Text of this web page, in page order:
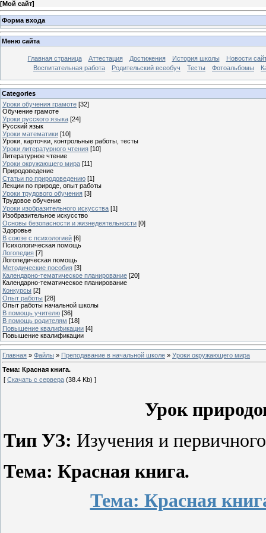
[Мой сайт]
Форма входа
Меню сайта
Главная страница Аттестация Достижения История школы
Новости
Воспитательная работа
Родительский всеобуч Тесты Фотоальбомы
Categories
Уроки обучения грамоте [32]
Обучение грамоте
Уроки русского языка [24]
Русский язык
Уроки математики [10]
Уроки, карточки, контрольные работы, тесты
Уроки литературного чтения [10]
Литературное чтение
Уроки окружающего мира [11]
Природоведение
Статьи по природоведению [1]
Лекции по природе, опыт работы
Уроки трудового обучения [3]
Трудовое обучение
Уроки изобразительного искусства [1]
Изобразительное искусство
Основы безопасности и жизнедеятельности [0]
Здоровье
В союзе с психологией [6]
Психологическая помощь
Логопедия [7]
Логопедическая помощь
Методические пособия [3]
Календарно-тематическое планирование [20]
Календарно-тематическое планирование
Конкурсы [2]
Опыт работы [28]
Опыт работы начальной школы
В помощь учителю [36]
В помощь родителям [18]
Повышение квалификации [4]
Повышение квалификации
Главная » Файлы » Преподавание в начальной школе » Уроки окружающего мира
Тема: Красная книга.
[ Скачать с сервера (38.4 Kb) ]
Урок
Тип УЗ: Изучения и
Тема: Красная книга.
Тема: Красная